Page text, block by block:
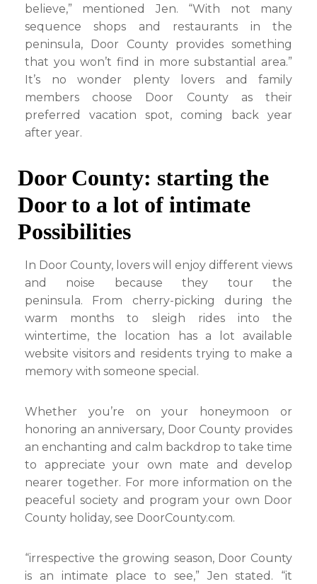
believe,” mentioned Jen. “With not many
sequence shops and restaurants in the
peninsula, Door County provides something
that you won’t find in more substantial area.”
It’s no wonder plenty lovers and family
members choose Door County as their
preferred vacation spot, coming back year
after year.
Door County: starting the
Door to a lot of intimate
Possibilities
In Door County, lovers will enjoy different views
and noise because they tour the
peninsula. From cherry-picking during the
warm months to sleigh rides into the
wintertime, the location has a lot available
website visitors and residents trying to make a
memory with someone special.
Whether you’re on your honeymoon or
honoring an anniversary, Door County provides
an enchanting and calm backdrop to take time
to appreciate your own mate and develop
nearer together. For more information on the
peaceful society and program your own Door
County holiday, see DoorCounty.com.
“irrespective the growing season, Door County
is an intimate place to see,” Jen stated. “it